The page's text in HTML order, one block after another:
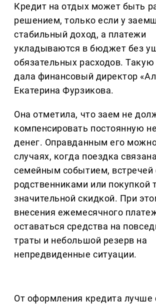
Кредит на отдых может быть
решением, только если у
стабильный доход, а платежи
укладываются в бюджет без
обязательных расходов. Такую
дала финансовый директор
Екатерина Фурзикова.
Она отметила, что заем не
компенсировать постоянную
денег. Оправданным его
случаях, когда поездка
семейным событием, встречей
родственниками или покупкой
значительной скидкой. При
внесения ежемесячного
оставаться средства на
траты и небольшой резерв на
непредвиденные ситуации.
От оформления кредита лучше